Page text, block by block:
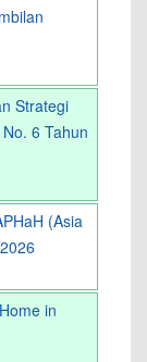
Strategi
6 Tahun
(Asia
in